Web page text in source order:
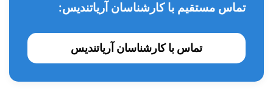
تماس مستقیم با کارشناسان آریاتندیس:
تماس با کارشناسان آریاتندیس